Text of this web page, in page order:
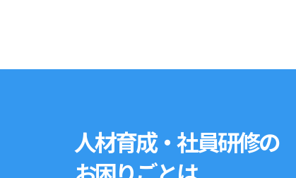
人材育成・社員研修の